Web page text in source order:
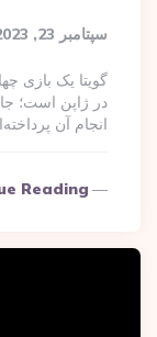
سپتامبر 23, 2023
گویتا یک بازی
در ژاپن است؛
انجام آن
Reading